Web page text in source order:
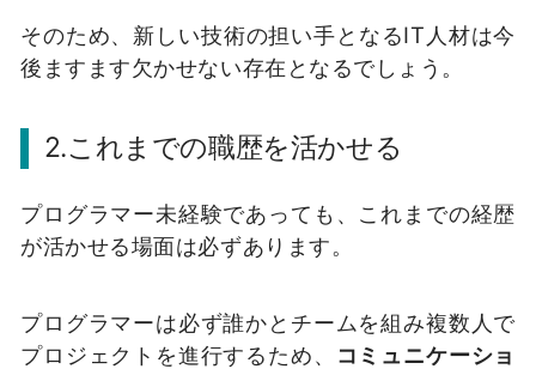
そのため、新しい技術の担い手となるIT人材は今
後ますます欠かせない存在となるでしょう。
2.これまでの職歴を活かせる
プログラマー未経験であっても、これまでの経歴
が活かせる場面は必ずあります。
プログラマーは必ず誰かとチームを組み複数人で
プロジェクトを進行するため、
コミュニケーショ